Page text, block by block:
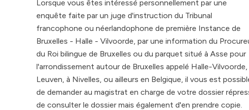
Lorsque vous êtes intéressé personnellement par une
enquête faite par un juge d'instruction du Tribunal
francophone ou néerlandophone de première Instance de
Bruxelles - Halle - Vilvoorde, par une information du
du Roi bilingue de Bruxelles ou du parquet situé à Asse pour
l'arrondissement autour de Bruxelles appelé Halle-Vilvoorde,
Leuven, à Nivelles, ou ailleurs en Belgique, il vous est
de demander au magistrat en charge de votre dossier
de consulter le dossier mais également d'en prendre copie.